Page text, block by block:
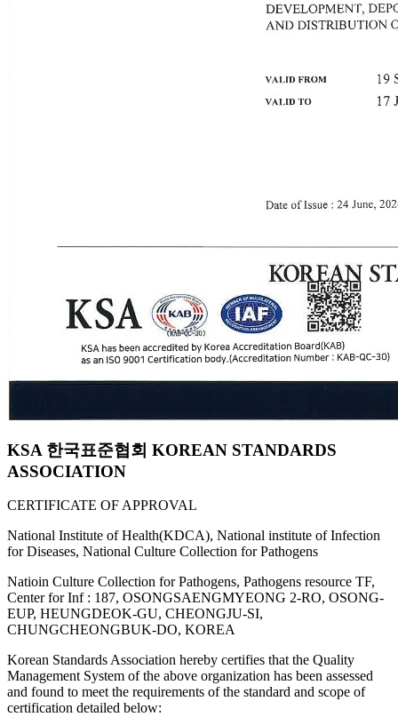
KSA 한국표준협회 KOREAN STANDARDS
ASSOCIATION
CERTIFICATE OF APPROVAL
National Institute of Health(KDCA), National institute of Infection
for Diseases, National Culture Collection for Pathogens
Natioin Culture Collection for Pathogens, Pathogens resource TF,
Center for Inf : 187, OSONGSAENGMYEONG 2-RO, OSONG-
EUP, HEUNGDEOK-GU, CHEONGJU-SI,
CHUNGCHEONGBUK-DO, KOREA
Korean Standards Association hereby certifies that the Quality
Management System of the above organization has been assessed
and found to meet the requirements of the standard and scope of
certification detailed below: